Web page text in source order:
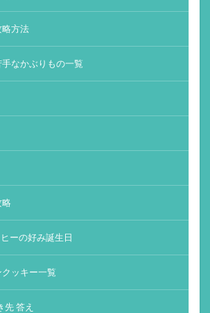
方法
なかぶりもの一覧
ーの好み誕生日
ッキー一覧
答え